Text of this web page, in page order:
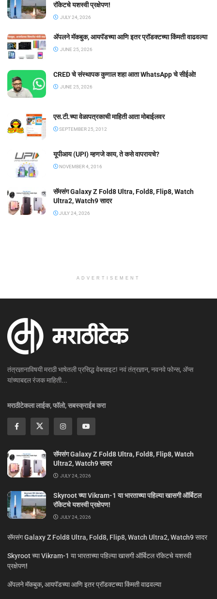
रॉकेटचे यशस्वी प्रक्षेपण!
JULY 24, 2026
ॲपलने मॅकबुक, आयपॅडच्या आणि इतर प्रॉडक्टच्या किंमती वाढवल्या
JUNE 25, 2026
CRED चे संस्थापक कुणाल शहा आता WhatsApp चे सीईओ!
JUNE 25, 2026
एस.टी.च्या वेळापत्रकाची माहिती आता मोबाईलवर
SEPTEMBER 25, 2012
यूपीआय (UPI) म्हणजे काय, ते कसे वापरायचे?
NOVEMBER 4, 2016
सॅमसंग Galaxy Z Fold8 Ultra, Fold8, Flip8, Watch
Ultra2, Watch9 सादर
JULY 24, 2026
ADVERTISEMENT
तंत्रज्ञानाविषयी मराठी भाषेतली प्रसिद्ध वेबसाइट! नवं तंत्रज्ञान, नवनवे फोन्स, ॲप्स
यांच्याबद्दल रंजक माहिती...
मराठीटेकला लाईक, फॉलो, सबस्क्राईब करा
सॅमसंग Galaxy Z Fold8 Ultra, Fold8, Flip8, Watch
Ultra2, Watch9 सादर
JULY 24, 2026
Skyroot च्या Vikram-1 या भारताच्या पहिल्या खासगी ऑर्बिटल
रॉकेटचे यशस्वी प्रक्षेपण!
JULY 24, 2026
सॅमसंग Galaxy Z Fold8 Ultra, Fold8, Flip8, Watch Ultra2, Watch9 सादर
Skyroot च्या Vikram-1 या भारताच्या पहिल्या खासगी ऑर्बिटल रॉकेटचे यशस्वी
प्रक्षेपण!
ॲपलने मॅकबुक, आयपॅडच्या आणि इतर प्रॉडक्टच्या किंमती वाढवल्या